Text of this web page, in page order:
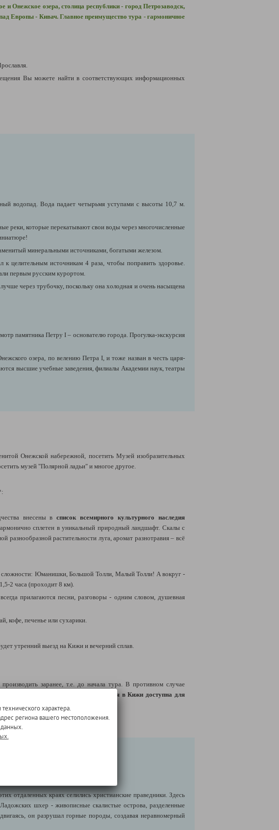
Онежское озера, столица республики - город Петрозаводск,
Европы - Кивач. Главное преимущество тура - гармоничное
Вы можете найти в соответствующих информационных
водопад. Вода падает четырьмя уступами с высоты 10,7 м.
реки, которые перекатывают свои воды через многочисленные
минеральными источниками, богатыми железом.
целительным источникам 4 раза, чтобы поправить здоровье.
первым русским курортом.
через трубочку, поскольку она холодная и очень насыщена
памятника Петру I – основателю города. Прогулка-экскурсия
озера, по велению Петра I, и тоже назван в честь царя-
высшие учебные заведения, филиалы Академии наук, театры
Онежской набережной, посетить Музей изобразительных
музей "Полярной ладьи" и многое другое.
внесены всписок всемирного культурного наследия
сплетен в уникальный природный ландшафт. Скалы с
растительности луга, аромат разнотравия – всё
сложности: Юманишки, Большой Толли, Малый Толли! А вокруг -
2 часа (проходит 8 км).
прилагаются песни, разговоры - одним словом, душевная
кофе, печенье или сухарики.
утренний выезд на Кижи и вечерний сплав.
заранее, т.е. до начала тура. В противном случае
на 200 рублей.
Важно: Экскурсия в Кижи доступна для
отдаленных краях селились христианские праведники. Здесь
шхер - живописные скалистые острова, разделенные
он разрушал горные породы, создавая неравномерный
характера.
региона вашего местоположения.